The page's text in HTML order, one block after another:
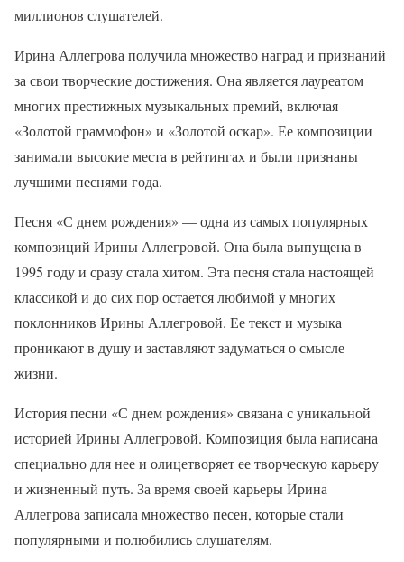
миллионов слушателей.
Ирина Аллегрова получила множество наград и признаний
за свои творческие достижения. Она является лауреатом
многих престижных музыкальных премий, включая
«Золотой граммофон» и «Золотой оскар». Ее композиции
занимали высокие места в рейтингах и были признаны
лучшими песнями года.
Песня «С днем рождения» — одна из самых популярных
композиций Ирины Аллегровой. Она была выпущена в
1995 году и сразу стала хитом. Эта песня стала настоящей
классикой и до сих пор остается любимой у многих
поклонников Ирины Аллегровой. Ее текст и музыка
проникают в душу и заставляют задуматься о смысле
жизни.
История песни «С днем рождения» связана с уникальной
историей Ирины Аллегровой. Композиция была написана
специально для нее и олицетворяет ее творческую карьеру
и жизненный путь. За время своей карьеры Ирина
Аллегрова записала множество песен, которые стали
популярными и полюбились слушателям.